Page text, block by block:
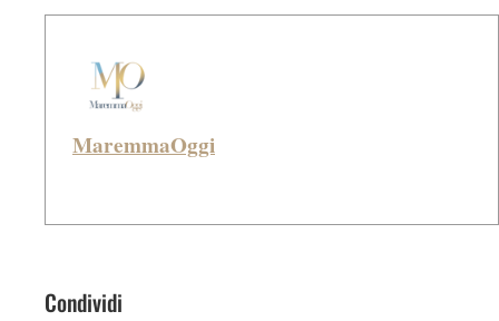
MaremmaOggi
Condividi